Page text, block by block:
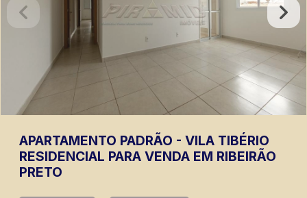
APARTAMENTO PADRÃO - VILA TIBÉRIO
RESIDENCIAL PARA VENDA EM RIBEIRÃO
PRETO